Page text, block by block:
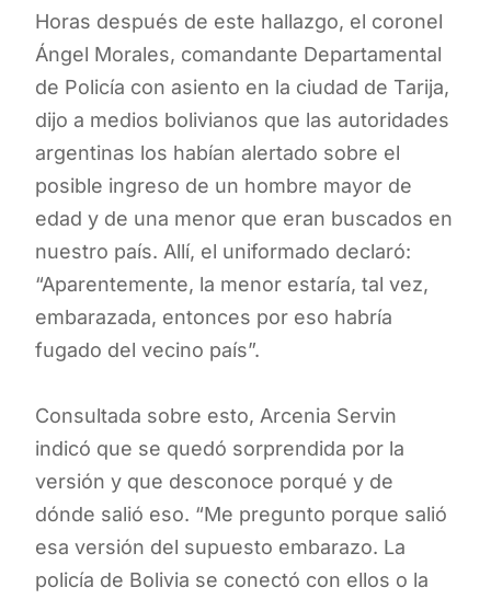
Horas después de este hallazgo, el coronel
Ángel Morales, comandante Departamental
de Policía con asiento en la ciudad de Tarija,
dijo a medios bolivianos que las autoridades
argentinas los habían alertado sobre el
posible ingreso de un hombre mayor de
edad y de una menor que eran buscados en
nuestro país. Allí, el uniformado declaró:
“Aparentemente, la menor estaría, tal vez,
embarazada, entonces por eso habría
fugado del vecino país”.
Consultada sobre esto, Arcenia Servin
indicó que se quedó sorprendida por la
versión y que desconoce porqué y de
dónde salió eso. “Me pregunto porque salió
esa versión del supuesto embarazo. La
policía de Bolivia se conectó con ellos o la